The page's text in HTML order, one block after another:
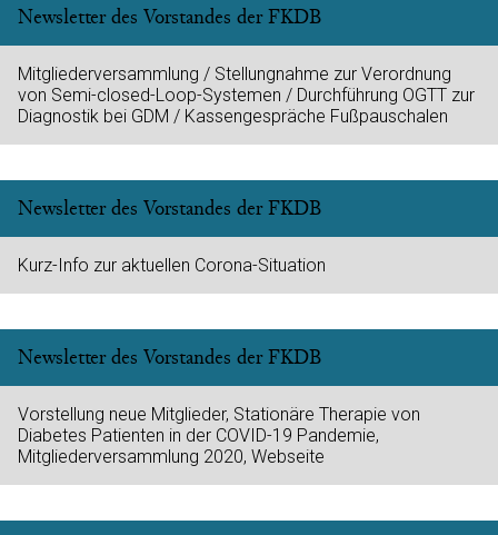
Newsletter des Vorstandes der FKDB
Mitgliederversammlung / Stellungnahme zur Verordnung
von Semi-closed-Loop-Systemen / Durchführung OGTT zur
Diagnostik bei GDM / Kassengespräche Fußpauschalen
Newsletter des Vorstandes der FKDB
Kurz-Info zur aktuellen Corona-Situation
Newsletter des Vorstandes der FKDB
Vorstellung neue Mitglieder, Stationäre Therapie von
Diabetes Patienten in der COVID-19 Pandemie,
Mitgliederversammlung 2020, Webseite